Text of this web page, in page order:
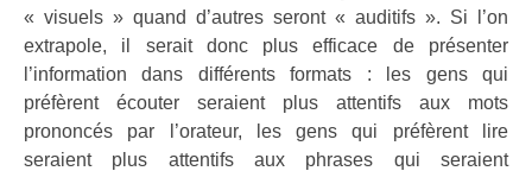
« visuels » quand d’autres seront « auditifs ». Si l’on
extrapole, il serait donc plus efficace de présenter
l’information dans différents formats : les gens qui
préfèrent écouter seraient plus attentifs aux mots
prononcés par l’orateur, les gens qui préfèrent lire
seraient plus attentifs aux phrases qui seraient